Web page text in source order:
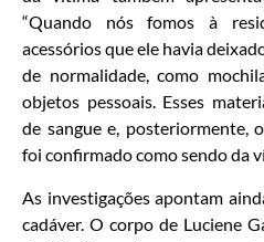
“Quando nós fomos à
acessórios que ele havia
de normalidade, como
objetos pessoais. Esses
de sangue e, posteriormente,
foi confirmado como sendo da
As investigações apontam
cadáver. O corpo de Luciene